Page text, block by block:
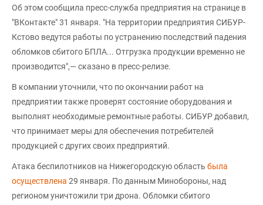
Об этом сообщила пресс-служба предприятия на странице в
"ВКонтакте" 31 января. "На территории предприятия СИБУР-
Кстово ведутся работы по устранению последствий падения
обломков сбитого БПЛА... Отгрузка продукции временно не
производится",— сказано в пресс-релизе.
В компании уточнили, что по окончании работ на
предприятии также проверят состояние оборудования и
выполнят необходимые ремонтные работы. СИБУР добавил,
что принимает меры для обеспечения потребителей
продукцией с других своих предприятий.
Атака беспилотников на Нижегородскую область была
осуществлена 29 января. По данным Минобороны, над
регионом уничтожили три дрона. Обломки сбитого